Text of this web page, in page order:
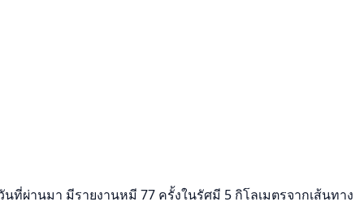
ที่ผ่านมา มีรายงานหมี 77 ครั้งในรัศมี 5 กิโลเมตรจากเส้นทาง